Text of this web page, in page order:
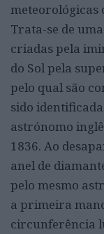
meteorológicas
Trata-se de
criadas pela
do Sol pela
pelo qual são
sido
astrónomo
1836. Ao
anel de
pelo mesmo
a primeira
circunferência